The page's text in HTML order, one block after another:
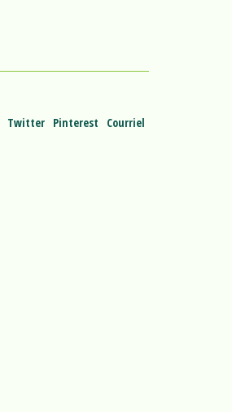
Twitter Pinterest Courriel